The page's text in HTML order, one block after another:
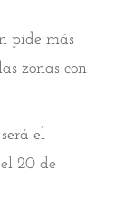
pide más
zonas con
el
20 de